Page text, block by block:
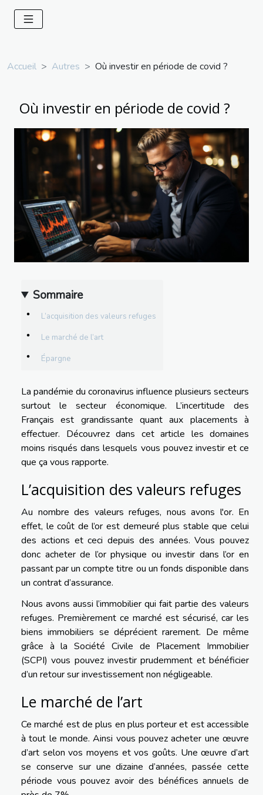
Accueil Autres Où investir en période de covid ?
Où investir en période de covid ?
Sommaire
L’acquisition des valeurs refuges
Le marché de l’art
Épargne
La pandémie du coronavirus influence plusieurs secteurs
surtout le secteur économique. L’incertitude des
Français est grandissante quant aux placements à
effectuer. Découvrez dans cet article les domaines
moins risqués dans lesquels vous pouvez investir et ce
que ça vous rapporte.
L’acquisition des valeurs refuges
Au nombre des valeurs refuges, nous avons l'or. En
effet, le coût de l’or est demeuré plus stable que celui
des actions et ceci depuis des années. Vous pouvez
donc acheter de l’or physique ou investir dans l’or en
passant par un compte titre ou un fonds disponible dans
un contrat d’assurance.
Nous avons aussi l’immobilier qui fait partie des valeurs
refuges. Premièrement ce marché est sécurisé, car les
biens immobiliers se déprécient rarement. De même
grâce à la Société Civile de Placement Immobilier
(SCPI) vous pouvez investir prudemment et bénéficier
d’un retour sur investissement non négligeable.
Le marché de l’art
Ce marché est de plus en plus porteur et est accessible
à tout le monde. Ainsi vous pouvez acheter une œuvre
d’art selon vos moyens et vos goûts. Une œuvre d’art
se conserve sur une dizaine d’années, passée cette
période vous pouvez avoir des bénéfices annuels de